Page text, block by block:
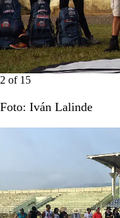
2 of 15
Foto: Iván Lalinde